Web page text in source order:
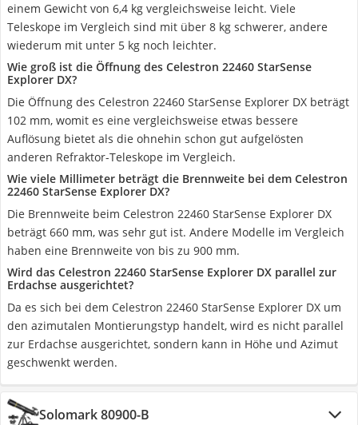
einem Gewicht von 6,4 kg vergleichsweise leicht. Viele
Teleskope im Vergleich sind mit über 8 kg schwerer, andere
wiederum mit unter 5 kg noch leichter.
Wie groß ist die Öffnung des Celestron 22460 StarSense
Explorer DX?
Die Öffnung des Celestron 22460 StarSense Explorer DX beträgt
102 mm, womit es eine vergleichsweise etwas bessere
Auflösung bietet als die ohnehin schon gut aufgelösten
anderen Refraktor-Teleskope im Vergleich.
Wie viele Millimeter beträgt die Brennweite bei dem Celestron
22460 StarSense Explorer DX?
Die Brennweite beim Celestron 22460 StarSense Explorer DX
beträgt 660 mm, was sehr gut ist. Andere Modelle im Vergleich
haben eine Brennweite von bis zu 900 mm.
Wird das Celestron 22460 StarSense Explorer DX parallel zur
Erdachse ausgerichtet?
Da es sich bei dem Celestron 22460 StarSense Explorer DX um
den azimutalen Montierungstyp handelt, wird es nicht parallel
zur Erdachse ausgerichtet, sondern kann in Höhe und Azimut
geschwenkt werden.
Solomark 80900-B